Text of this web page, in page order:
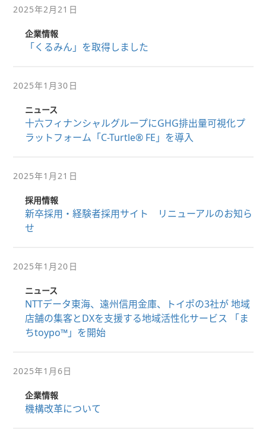
2025年2月21日
企業情報
「くるみん」を取得しました
2025年1月30日
ニュース
十六フィナンシャルグループにGHG排出量可視化プ
ラットフォーム「C-Turtle® FE」を導入
2025年1月21日
採用情報
新卒採用・経験者採用サイト リニューアルのお知ら
せ
2025年1月20日
ニュース
NTTデータ東海、遠州信用金庫、トイポの3社が 地域
店舗の集客とDXを支援する地域活性化サービス 「ま
ちtoypo™」を開始
2025年1月6日
企業情報
機構改革について